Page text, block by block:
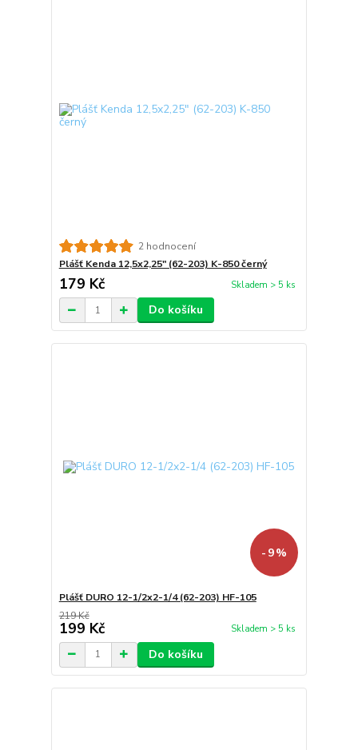
2 hodnocení
Plášť Kenda 12,5x2,25" (62-203) K-850 černý
179 Kč Skladem > 5 ks
Do košíku
- 9 %
Plášť DURO 12-1/2x2-1/4 (62-203) HF-105
219 Kč
199 Kč Skladem > 5 ks
Do košíku